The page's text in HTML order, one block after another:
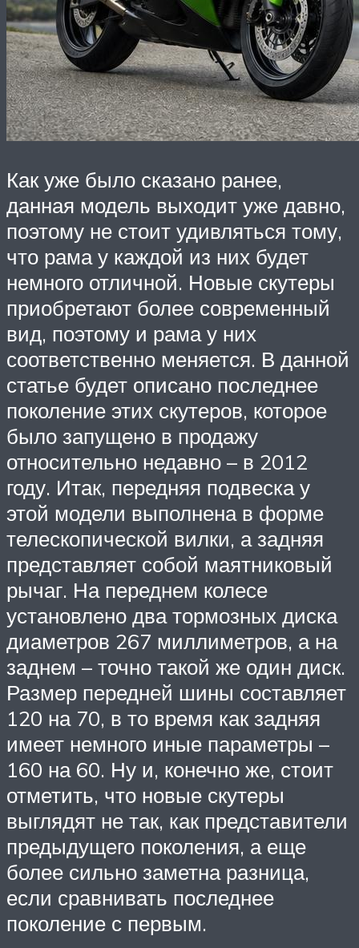
Как уже было сказано ранее,
данная модель выходит уже давно,
поэтому не стоит удивляться тому,
что рама у каждой из них будет
немного отличной. Новые скутеры
приобретают более современный
вид, поэтому и рама у них
соответственно меняется. В данной
статье будет описано последнее
поколение этих скутеров, которое
было запущено в продажу
относительно недавно – в 2012
году. Итак, передняя подвеска у
этой модели выполнена в форме
телескопической вилки, а задняя
представляет собой маятниковый
рычаг. На переднем колесе
установлено два тормозных диска
диаметров 267 миллиметров, а на
заднем – точно такой же один диск.
Размер передней шины составляет
120 на 70, в то время как задняя
имеет немного иные параметры –
160 на 60. Ну и, конечно же, стоит
отметить, что новые скутеры
выглядят не так, как представители
предыдущего поколения, а еще
более сильно заметна разница,
если сравнивать последнее
поколение с первым.